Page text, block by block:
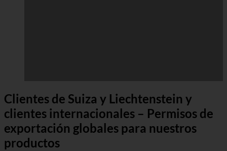
Clientes de Suiza y Liechtenstein y
clientes internacionales – Permisos de
exportación globales para nuestros
productos